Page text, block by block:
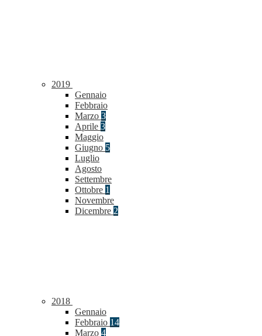
2019
Gennaio
Febbraio
Marzo 3
Aprile 3
Maggio
Giugno 5
Luglio
Agosto
Settembre
Ottobre 1
Novembre
Dicembre 2
2018
Gennaio
Febbraio 14
Marzo 4